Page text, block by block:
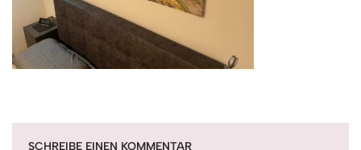
SCHREIBE EINEN KOMMENTAR